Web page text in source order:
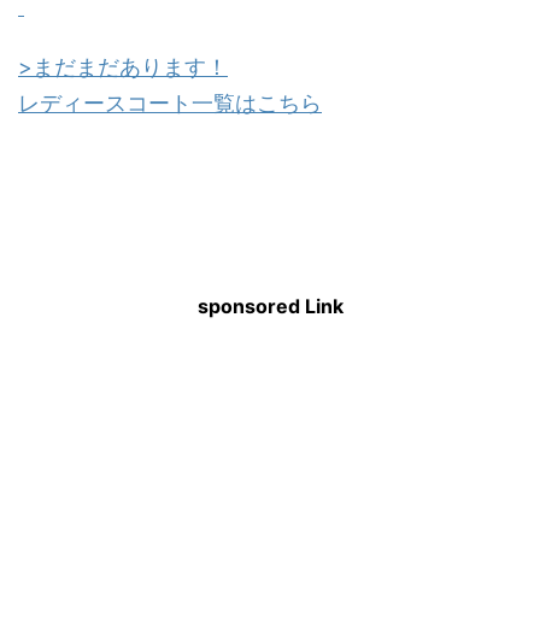
>まだまだあります！
レディースコート一覧はこちら
sponsored Link